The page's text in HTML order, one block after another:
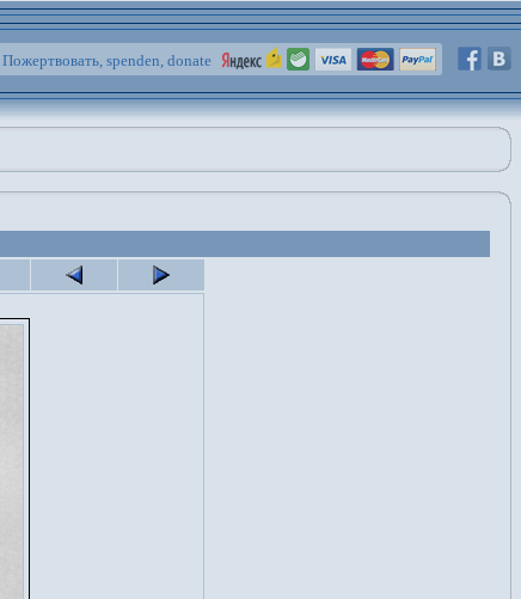
Пожертвовать, spenden, donate